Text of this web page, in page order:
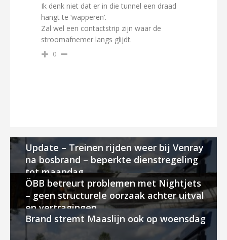
Ik denk niet dat er in die tunnel een draad
hangt te ‘wapperen’.
Zal wel een contactstrip zijn waar de
stroomafnemer langs glijdt.
0
Update – Treinen rijden weer bij Venray
na bosbrand – beperkte dienstregeling
tot maandag
ÖBB betreurt problemen met Nightjets
– geen structurele oorzaak achter uitval
en vertragingen
Brand stremt Maaslijn ook op woensdag